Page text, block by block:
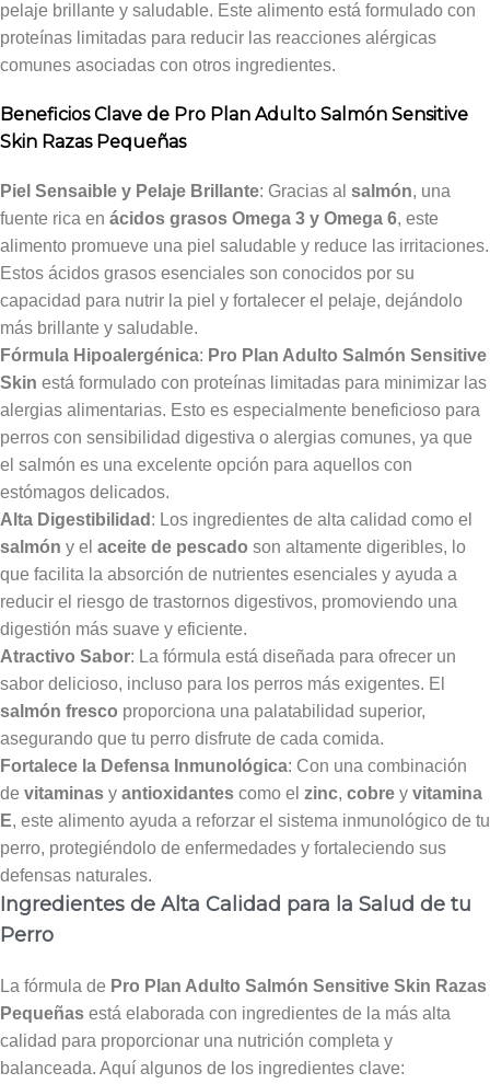
pelaje brillante y saludable. Este alimento está formulado con
proteínas limitadas para reducir las reacciones alérgicas
comunes asociadas con otros ingredientes.
Beneficios Clave de Pro Plan Adulto Salmón Sensitive
Skin Razas Pequeñas
Piel Sensaible y Pelaje Brillante: Gracias al salmón, una
fuente rica en ácidos grasos Omega 3 y Omega 6, este
alimento promueve una piel saludable y reduce las irritaciones.
Estos ácidos grasos esenciales son conocidos por su
capacidad para nutrir la piel y fortalecer el pelaje, dejándolo
más brillante y saludable.
Fórmula Hipoalergénica: Pro Plan Adulto Salmón Sensitive
Skin está formulado con proteínas limitadas para minimizar las
alergias alimentarias. Esto es especialmente beneficioso para
perros con sensibilidad digestiva o alergias comunes, ya que
el salmón es una excelente opción para aquellos con
estómagos delicados.
Alta Digestibilidad : Los ingredientes de alta calidad como el
salmón y el aceite de pescado son altamente digeribles, lo
que facilita la absorción de nutrientes esenciales y ayuda a
reducir el riesgo de trastornos digestivos, promoviendo una
digestión más suave y eficiente.
Atractivo Sabor: La fórmula está diseñada para ofrecer un
sabor delicioso, incluso para los perros más exigentes. El
salmón fresco proporciona una palatabilidad superior,
asegurando que tu perro disfrute de cada comida.
Fortalece la Defensa Inmunológica: Con una combinación
de vitaminas y antioxidantes como el zinc, cobre y vitamina
E, este alimento ayuda a reforzar el sistema inmunológico de tu
perro, protegiéndolo de enfermedades y fortaleciendo sus
defensas naturales.
Ingredientes de Alta Calidad para la Salud de tu
Perro
La fórmula de Pro Plan Adulto Salmón Sensitive Skin Razas
Pequeñas está elaborada con ingredientes de la más alta
calidad para proporcionar una nutrición completa y
balanceada. Aquí algunos de los ingredientes clave: